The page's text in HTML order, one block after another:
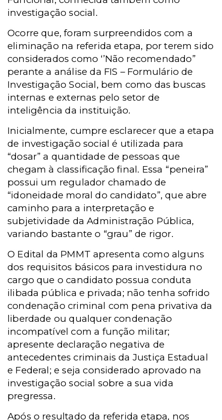
investigação social.
Ocorre que, foram surpreendidos com a
eliminação na referida etapa, por terem sido
considerados como ‘’Não recomendado”
perante a análise da FIS – Formulário de
Investigação Social, bem como das buscas
internas e externas pelo setor de
inteligência da instituição.
Inicialmente, cumpre esclarecer que a etapa
de investigação social é utilizada para
“dosar” a quantidade de pessoas que
chegam à classificação final. Essa “peneira”
possui um regulador chamado de
“idoneidade moral do candidato”, que abre
caminho para a interpretação e
subjetividade da Administração Pública,
variando bastante o “grau” de rigor.
O Edital da PMMT apresenta como alguns
dos requisitos básicos para investidura no
cargo que o candidato possua conduta
ilibada pública e privada; não tenha sofrido
condenação criminal com pena privativa da
liberdade ou qualquer condenação
incompatível com a função militar;
apresente declaração negativa de
antecedentes criminais da Justiça Estadual
e Federal; e seja considerado aprovado na
investigação social sobre a sua vida
pregressa.
Após o resultado da referida etapa, nos